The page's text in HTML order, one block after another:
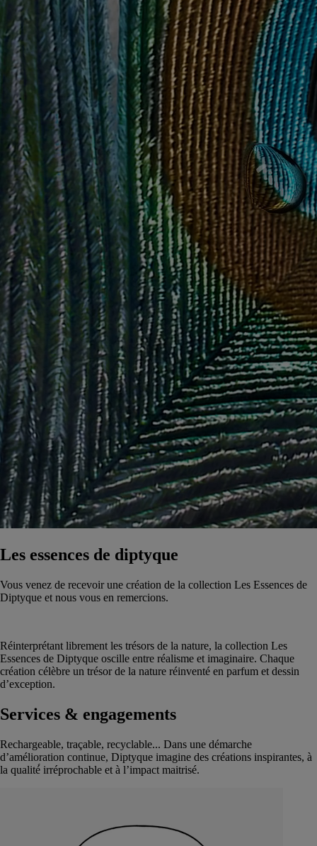
Les essences de diptyque
Vous venez de recevoir une création de la collection Les Essences de
Diptyque et nous vous en remercions.
Réinterprétant librement les trésors de la nature, la collection Les
Essences de Diptyque oscille entre réalisme et imaginaire. Chaque
création célèbre un trésor de la nature réinventé en parfum et dessin
d’exception.
Services & engagements
Rechargeable, traçable, recyclable... Dans une démarche
d’amélioration continue, Diptyque imagine des créations inspirantes, à
la qualité́ irréprochable et à l’impact maitrisé.